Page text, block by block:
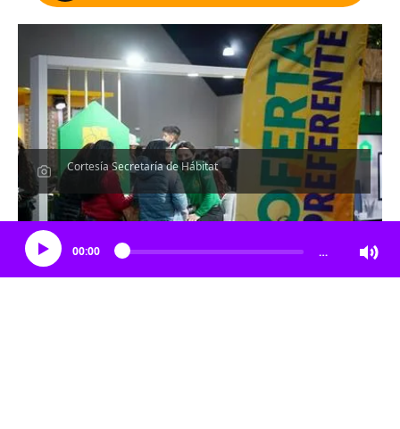
Cortesía Secretaría de Hábitat
Escucha el artículo
00:00 …